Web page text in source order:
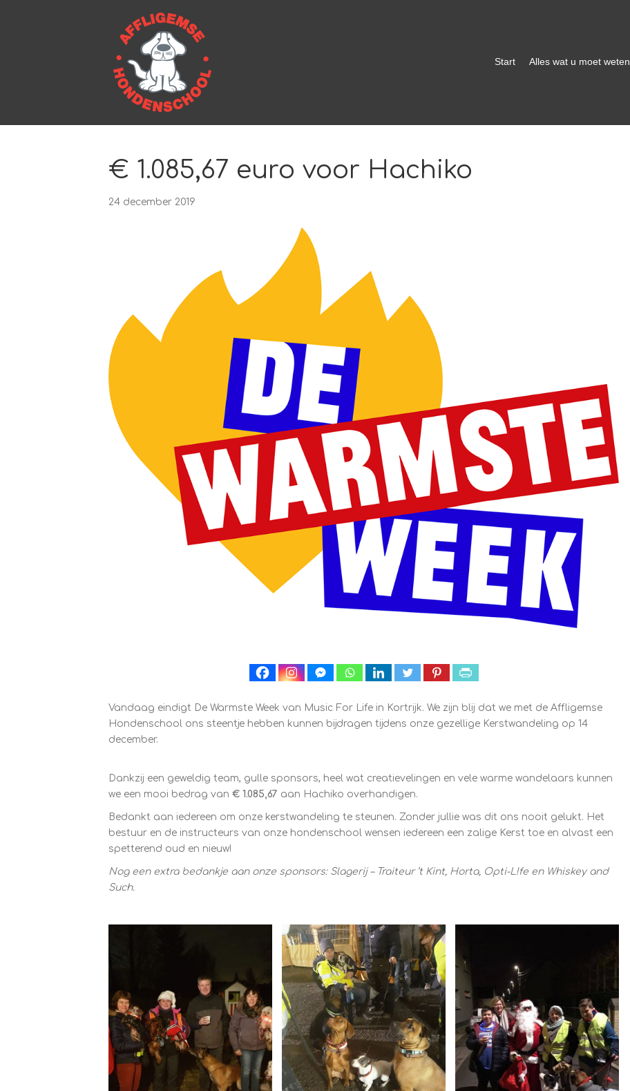
Start Alles wat u moet weten
€ 1.085,67 euro voor Hachiko
24 december 2019
Vandaag eindigt De Warmste Week van Music For Life in Kortrijk. We zijn blij dat we met de Affligemse
Hondenschool ons steentje hebben kunnen bijdragen tijdens onze gezellige Kerstwandeling op 14
december.
Dankzij een geweldig team, gulle sponsors, heel wat creatievelingen en vele warme wandelaars kunnen
we een mooi bedrag van € 1.085,67 aan Hachiko overhandigen.
Bedankt aan iedereen om onze kerstwandeling te steunen. Zonder jullie was dit ons nooit gelukt. Het
bestuur en de instructeurs van onze hondenschool wensen iedereen een zalige Kerst toe en alvast een
spetterend oud en nieuw!
Nog een extra bedankje aan onze sponsors: Slagerij – Traiteur ’t Kint, Horta, Opti-L!fe en Whiskey and
Such.